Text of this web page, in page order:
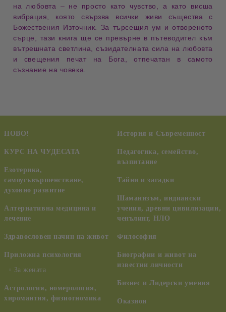
на любовта – не просто като чувство, а като висша
вибрация , която свързва всички живи същества с
Божествения Източник
За търсещия ум и отвореното
сърце
, тази книга ще се превърне в пътеводител към
вътрешната светлина ,съзидателната сила на любовта
и свещения печат на Бога , отпечатан в самото
съзнание на човека.
НОВО!
КУРС НА ЧУДЕСАТА
Езотерика,
самоусъвършенстване,
духовно развитие
Алтернативна медицина и
лечение
Здравословен начин на живот
Приложна психология
За жената
Астрология, номерология,
хиромантия, физиогномика
История и Съвременност
Педагогика, семейство,
възпитание
Тайни и загадки
Шаманизъм, индиански
учения, древни цивилизации,
ченълинг, НЛО
Философия
Биографии и живот на
известни личности
Бизнес и Лидерски умения
Оказион